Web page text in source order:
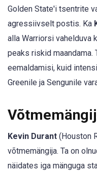
Golden State'i tsentrite
agressiivselt postis. Ka
alla Warriorsi vahelduva
peaks riskid
eemaldamisi, kuid
Greenile ja Sengunile
Kevin Durant (Houston
võtmemängija. Ta on
näidates iga mänguga